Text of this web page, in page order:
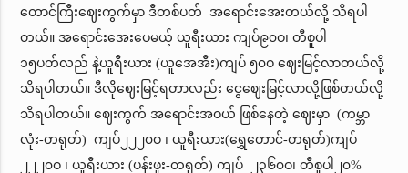
တောင်ကြီးဈေးကွက်မှာ ဒီတစ်ပတ် အရောင်းအေးတယ်လို့ သိရပါ
တယ်။ အရောင်းအေးပေမယ့် ယူရီးယား ကျပ်၉၀ဝ၊ တီစူပါ
၁၅ပတ်လည် နဲ့ယူရီးယား (ယူအေအီး)ကျပ် ၅၀ဝ ဈေးမြင့်လာတယ်လို့
သိရပါတယ်။ ဒီလိုဈေးမြင့်ရတာလည်း ငွေဈေးမြင့်လာလို့ဖြစ်တယ်လို့
သိရပါတယ်။ ဈေးကွက် အရောင်းအဝယ် ဖြစ်နေတဲ့ ဈေးမှာ (ကမ္ဘာ
လုံး-တရုတ်) ကျပ်၂၂၂၀ဝ ၊ ယူရီးယား(ရွှေတောင်-တရုတ်)ကျပ်
၂၂၂၀ဝ ၊ ယူရီးယား (ပန်းဖူး-တရုတ်) ကျပ် ၂၃၆၀ဝ၊ တီစူပါ၂၀%